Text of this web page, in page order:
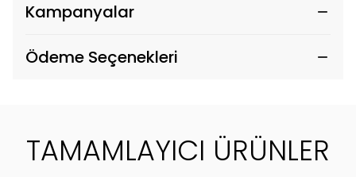
Kampanyalar
Ödeme Seçenekleri
TAMAMLAYICI ÜRÜNLER